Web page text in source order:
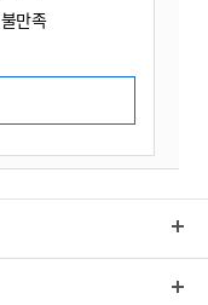
불만족